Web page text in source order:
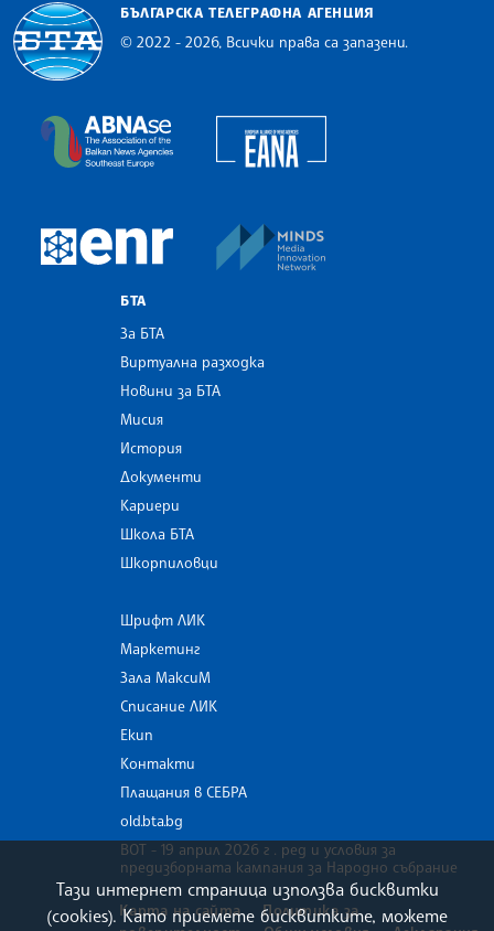
БЪЛГАРСКА ТЕЛЕГРАФНА АГЕНЦИЯ
© 2022 - 2026, Всички права са запазени.
The Assocoation of the Balkan News Agencies
European Newsroom
БТА
За БТА
Виртуална разходка
Новини за БТА
Мисия
История
Документи
Кариери
Школа БТА
Шкорпиловци
Шрифт ЛИК
Маркетинг
Зала МаксиМ
Списание ЛИК
Екип
Контакти
Плащания в СЕБРА
old.bta.bg
ВОТ - 19 април 2026 г . ред и условия за
предизборната кампания за Народно събрание
Карта на сайта
Политика за
Тази интернет страница използва бисквитки
(cookies). Като приемете бисквитките, можете